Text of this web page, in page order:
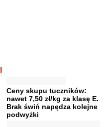
Ceny skupu tuczników:
nawet 7,50 zł/kg za klasę E.
Brak świń napędza kolejne
podwyżki